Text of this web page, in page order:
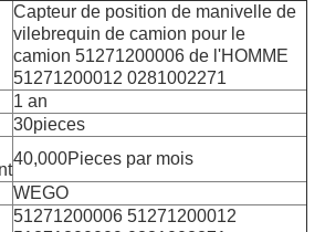
Capteur de position de manivelle de
vilebrequin de camion pour le
camion 51271200006 de l'HOMME
51271200012 0281002271
1 an
30pieces
40,000Pieces par mois
WEGO
51271200006 51271200012